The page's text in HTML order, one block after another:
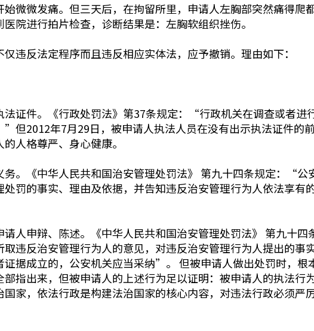
微微发痛。但三天后，在拘留所里，申请人左胸部突然痛得爬
院进行拍片检查，诊断结果是：左胸软组织挫伤。
违反法定程序而且违反相应实体法，应予撤销。理由如下：
法证件。《行政处罚法》第37条规定：“行政机关在调查或者进
但2012年7月29日，被申请人执法人员在没有出示执法证件的
人格尊严、身心健康。
务。《中华人民共和国治安管理处罚法》 第九十四条规定：“
罚的事实、理由及依据，并告知违反治安管理行为人依法享
请人申辩、陈述。《中华人民共和国治安管理处罚法》 第九十
违反治安管理行为人的意见，对违反治安管理行为人提出的事
据成立的，公安机关应当采纳”。 但被申请人做出处罚时，根
指出来，但被申请人的上述行为足以证明：被申请人的执法行
家，依法行政是构建法治国家的核心内容，对违法行政必须严厉